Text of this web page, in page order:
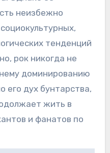
неизбежно
тенденций
рок никогда не
доминированию
его дух бунтарства,
жить в
и фанатов по